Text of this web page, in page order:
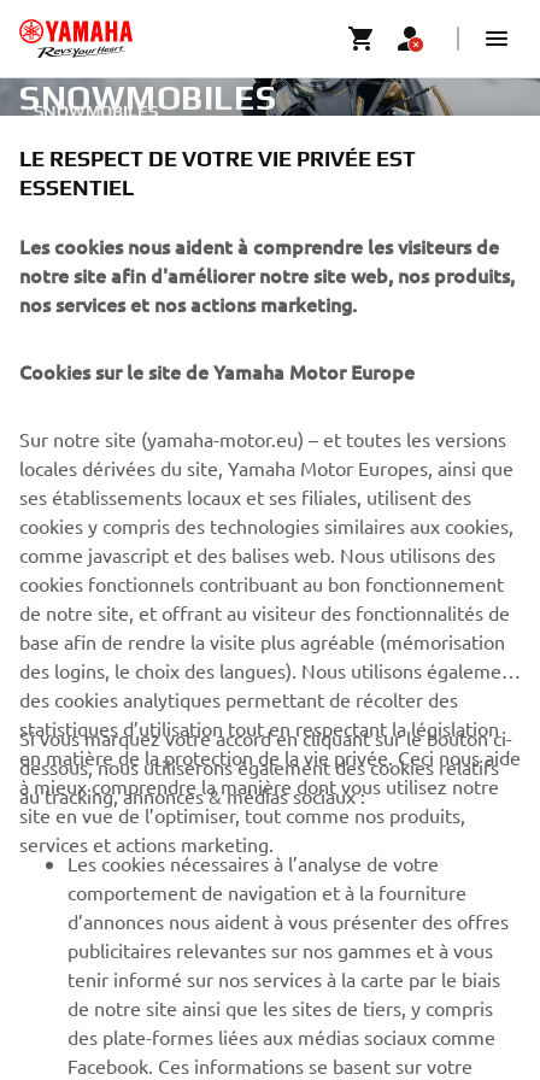
SNOWMOBILES
SNOWMOBILES
BUSINESS
BULLETIN
Soyez le premier à connaître les dernières offres, les événements
spéciaux, les nouveautés et bien plus encore
S'ABONNER
Lisez notre politique de confidentialité pour savoir comment
nous traitons vos données personnelles : Politique de
Confidentialité
Luxemburg (French)
© Copyright - 2026 Yamaha Motor Europe N.V. - All Rights
Reserved
LE RESPECT DE VOTRE VIE PRIVÉE EST
ESSENTIEL
Les cookies nous aident à comprendre les visiteurs de
notre site afin d'améliorer notre site web, nos produits,
nos services et nos actions marketing.
Cookies sur le site de Yamaha Motor Europe
Sur notre site (yamaha-motor.eu) – et toutes les versions
locales dérivées du site, Yamaha Motor Europes, ainsi que
ses établissements locaux et ses filiales, utilisent des
cookies y compris des technologies similaires aux cookies,
comme javascript et des balises web. Nous utilisons des
cookies fonctionnels contribuant au bon fonctionnement
de notre site, et offrant au visiteur des fonctionnalités de
base afin de rendre la visite plus agréable (mémorisation
des logins, le choix des langues). Nous utilisons également
des cookies analytiques permettant de récolter des
statistiques d’utilisation tout en respectant la législation
en matière de la protection de la vie privée. Ceci nous aide
à mieux comprendre la manière dont vous utilisez notre
site en vue de l’optimiser, tout comme nos produits,
services et actions marketing.
Si vous marquez votre accord en cliquant sur le bouton ci-
dessous, nous utiliserons également des cookies relatifs
au tracking, annonces & médias sociaux :
Les cookies nécessaires à l’analyse de votre
comportement de navigation et à la fourniture
d’annonces nous aident à vous présenter des offres
publicitaires relevantes sur nos gammes et à vous
tenir informé sur nos services à la carte par le biais
de notre site ainsi que les sites de tiers, y compris
des plate-formes liées aux médias sociaux comme
Facebook. Ces informations se basent sur votre